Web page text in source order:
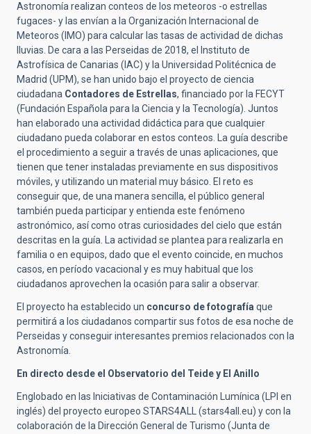
Astronomía realizan conteos de los meteoros -o estrellas
fugaces- y las envían a la Organización Internacional de
Meteoros (IMO) para calcular las tasas de actividad de dichas
lluvias. De cara a las Perseidas de 2018, el Instituto de
Astrofísica de Canarias (IAC) y la Universidad Politécnica de
Madrid (UPM), se han unido bajo el proyecto de ciencia
ciudadana Contadores de Estrellas, financiado por la FECYT
(Fundación Española para la Ciencia y la Tecnología). Juntos
han elaborado una actividad didáctica para que cualquier
ciudadano pueda colaborar en estos conteos. La guía describe
el procedimiento a seguir a través de unas aplicaciones, que
tienen que tener instaladas previamente en sus dispositivos
móviles, y utilizando un material muy básico. El reto es
conseguir que, de una manera sencilla, el público general
también pueda participar y entienda este fenómeno
astronómico, así como otras curiosidades del cielo que están
descritas en la guía. La actividad se plantea para realizarla en
familia o en equipos, dado que el evento coincide, en muchos
casos, en período vacacional y es muy habitual que los
ciudadanos aprovechen la ocasión para salir a observar.
El proyecto ha establecido un concurso de fotografía que
permitirá a los ciudadanos compartir sus fotos de esa noche de
Perseidas y conseguir interesantes premios relacionados con la
Astronomía.
En directo desde el Observatorio del Teide y El Anillo
Englobado en las Iniciativas de Contaminación Lumínica (LPI en
inglés) del proyecto europeo STARS4ALL (stars4all.eu) y con la
colaboración de la Dirección General de Turismo (Junta de